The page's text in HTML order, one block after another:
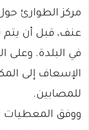
مركز الطوارئ
عنف، قبل أن يتم
في البلدة. وعلى
الإسعاف إلى
للمصابين.
ووفق المعطيات